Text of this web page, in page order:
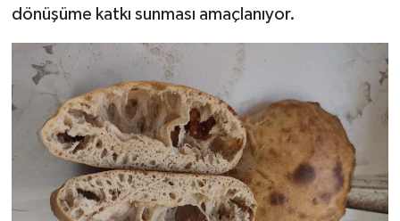
dönüşüme katkı sunması amaçlanıyor.